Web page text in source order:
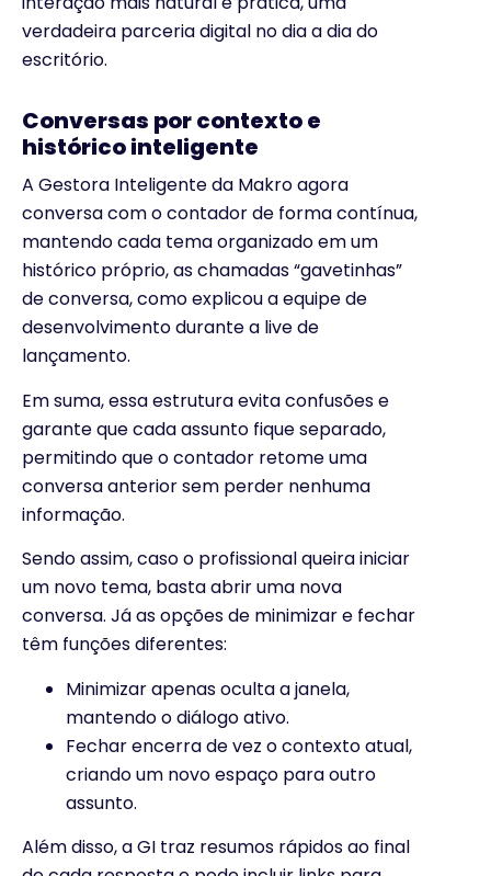
verdadeira parceria digital no dia a dia do
escritório.
Conversas por contexto e
histórico inteligente
A Gestora Inteligente da Makro agora
conversa com o contador de forma contínua,
mantendo cada tema organizado em um
histórico próprio, as chamadas “gavetinhas”
de conversa, como explicou a equipe de
desenvolvimento durante a live de
lançamento.
Em suma, essa estrutura evita confusões e
garante que cada assunto fique separado,
permitindo que o contador retome uma
conversa anterior sem perder nenhuma
informação.
Sendo assim, caso o profissional queira iniciar
um novo tema, basta abrir uma nova
conversa. Já as opções de minimizar e fechar
têm funções diferentes:
Minimizar apenas oculta a janela,
mantendo o diálogo ativo.
Fechar encerra de vez o contexto atual,
criando um novo espaço para outro
assunto.
Além disso, a GI traz resumos rápidos ao final